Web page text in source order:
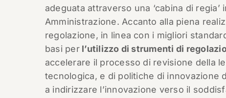
adeguata attraverso una ‘cabina di
Amministrazione. Accanto alla piena
regolazione, in linea con i migliori
basi perl’utilizzo di strumenti di
accelerare il processo di revisione della
tecnologica, e di politiche di innovazione
a indirizzare l’innovazione verso il